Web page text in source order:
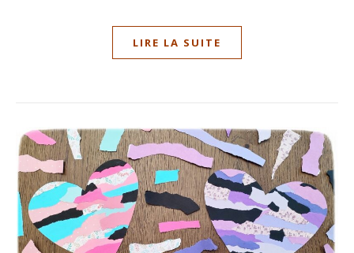
LIRE LA SUITE